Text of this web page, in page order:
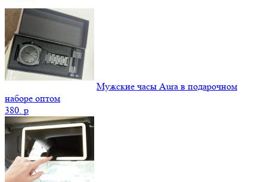
Мужские часы Aura в подарочном
наборе оптом
380. p